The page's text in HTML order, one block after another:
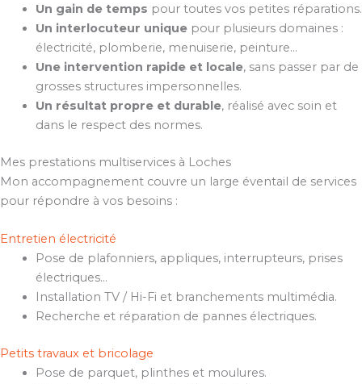
Un gain de temps pour toutes vos petites réparations.
Un interlocuteur uniquepour plusieurs domaines :
électricité, plomberie, menuiserie, peinture…
Une intervention rapide et locale, sans passer par de
grosses structures impersonnelles.
Un résultat propre et durable, réalisé avec soin et
dans le respect des normes.
Mes prestations multiservices à Loches
Mon accompagnement couvre un large éventail de services
pour répondre à vos besoins :
Entretien électricité
Pose de plafonniers, appliques, interrupteurs, prises
électriques…
Installation TV / Hi-Fi et branchements multimédia.
Recherche et réparation de pannes électriques.
Petits travaux et bricolage
Pose de parquet, plinthes et moulures.